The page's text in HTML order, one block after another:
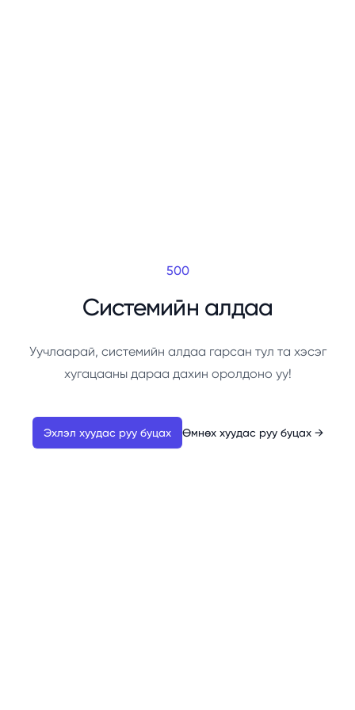
500
Системийн алдаа
Уучлаарай, системийн алдаа гарсан тул та хэсэг
хугацааны дараа дахин оролдоно уу!
Эхлэл хуудас руу буцах Өмнөх хуудас руу буцах →